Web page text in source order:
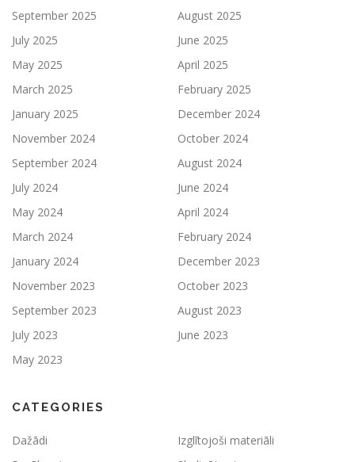
September 2025
August 2025
July 2025
June 2025
May 2025
April 2025
March 2025
February 2025
January 2025
December 2024
November 2024
October 2024
September 2024
August 2024
July 2024
June 2024
May 2024
April 2024
March 2024
February 2024
January 2024
December 2023
November 2023
October 2023
September 2023
August 2023
July 2023
June 2023
May 2023
CATEGORIES
Dažādi
Izglītojoši materiāli